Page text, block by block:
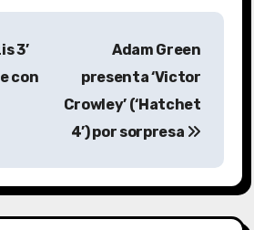
3’
con
Adam Green
presenta ‘Victor
Crowley’ (‘Hatchet
4’) por sorpresa